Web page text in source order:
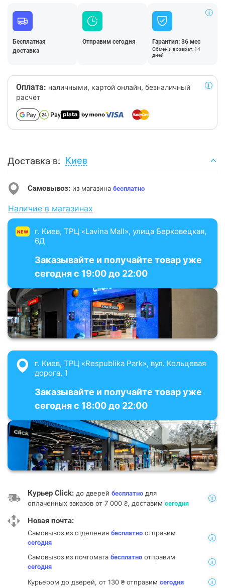
Бесплатная
доставка
Отправим сегодня Гарантия: 36 мес
Обмен и возврат: 14
дней
Оплата: наличными, картой онлайн, безналичный
расчет
Доставка в: Киев
Самовывоз: из магазина бесплатно
Наличие в магазинах
NEW
г. Киев, ТРЦ «Lavina Mall», улица Берковецкая,
6Д
Заказывайте и получайте товар уже
сегодня с 19:00 до 22:00
г. Киев, ТРЦ «Respublika Park», вул. Кольцевая
дорога, 1
Заказывайте и получайте товар уже
сегодня с 18:00 до 22:00
Курьер Click: до дверей бесплатно для
оплаченных заказов от 7 000 ₴, доставим сегодня
Новая почта:
Самовывоз из отделения бесплатно отправим
сегодня
Самовывоз из почтомата бесплатно отправим
сегодня
Курьером до дверей, от 130 ₴ отправим сегодня